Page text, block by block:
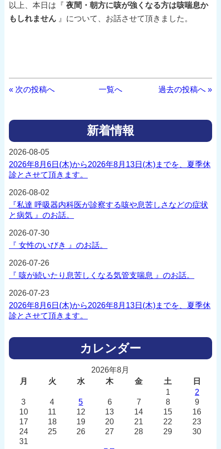
以上、本日は『 夜間・朝方に咳が強くなる方は咳喘息か
もしれません』について、お話させて頂きました。
過去の投稿へ »
一覧へ
« 次の投稿へ
新着情報
2026年8月6日(木)から2026年8月13日(木)までを、夏季休
診とさせて頂きます。
2026-08-05
『私達 呼吸器内科医が診察する咳や息苦しさなどの症状
と病気 』のお話。
2026-08-02
『 女性のいびき 』のお話。
2026-07-30
『 咳が続いたり息苦しくなる気管支喘息 』のお話。
2026-07-26
2026年8月6日(木)から2026年8月13日(木)までを、夏季休
診とさせて頂きます。
2026-07-23
カレンダー
2026年8月
月
火 水 木 金 土
日
1
2
3
4 5 6 7 8
9
10
11 12 13 14 15
16
17
18 19 20 21 22
23
24
25 26 27 28 29
30
31